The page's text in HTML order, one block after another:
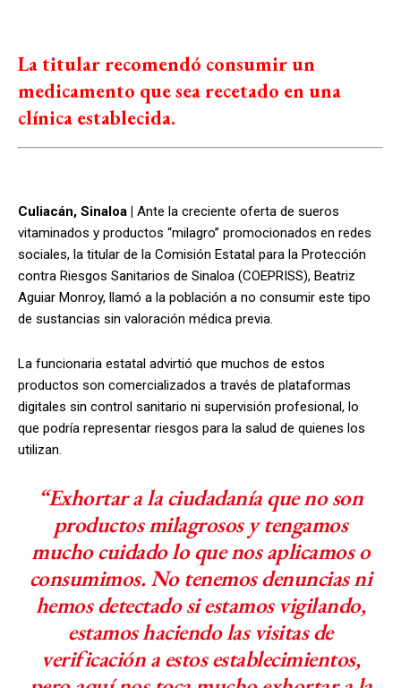
La titular recomendó consumir un
medicamento que sea recetado en una
clínica establecida.
Culiacán, Sinaloa | Ante la creciente oferta de sueros
vitaminados y productos “milagro” promocionados en redes
sociales, la titular de la Comisión Estatal para la Protección
contra Riesgos Sanitarios de Sinaloa (COEPRISS), Beatriz
Aguiar Monroy, llamó a la población a no consumir este tipo
de sustancias sin valoración médica previa.
La funcionaria estatal advirtió que muchos de estos
productos son comercializados a través de plataformas
digitales sin control sanitario ni supervisión profesional, lo
que podría representar riesgos para la salud de quienes los
utilizan.
“Exhortar a la ciudadanía que no son
productos milagrosos y tengamos
mucho cuidado lo que nos aplicamos o
consumimos. No tenemos denuncias ni
hemos detectado si estamos vigilando,
estamos haciendo las visitas de
verificación a estos establecimientos,